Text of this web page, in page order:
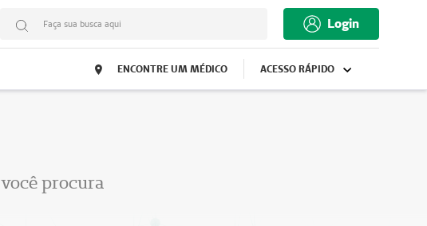
Faça sua busca aqui Login
ENCONTRE UM MÉDICO ACESSO RÁPIDO
procura